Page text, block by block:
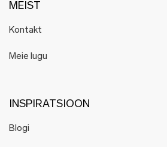
MEIST
Kontakt
Meie lugu
INSPIRATSIOON
Blogi